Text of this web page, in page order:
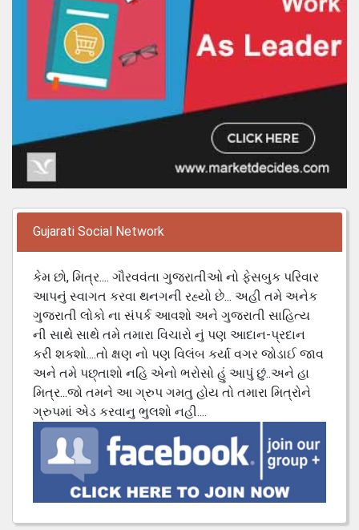
Gujarati Social Network
કેમ છો, મિત્ર.... ગૌરવવંતા ગુજરાતીઓ નો ફેસબુક પરિવાર
આપનું સ્વાગત કરવા થનગની રહ્યો છે... અહી તમે અનેક
ગુજરાતી લોકો ના સંપર્ક આવશો અને ગુજરાતી સાહિત્ય
ની સાથે સાથે તમે તમારા વિચારો નું પણ આદાન-પ્રદાન
કરી શકશો....તો ક્ષણ નો પણ વિલંબ કર્યા વગર જોડાઈ જાવ
અને તમે પછ્તાશો નહિ એનો ભરોસો હું આપું છું..અને હા
મિત્ર...જો તમને આ ગ્રુપ ગમતુ હોય તો તમારા મિત્રોને
ગ્રુપમાં એડ કરવાનુ ભુલશો નહી....